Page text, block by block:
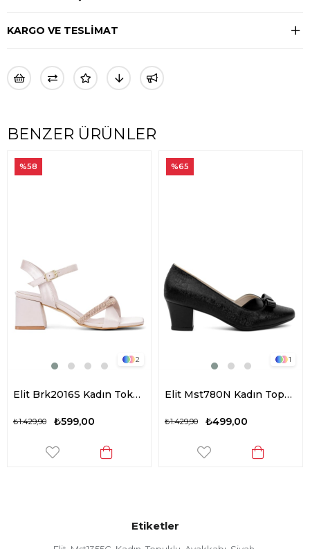
KARGO VE TESLİMAT
BENZER ÜRÜNLER
2
Elit Brk2016S Kadın Tokalı Klasik Topuklu Ayakkabı Ten
₺599,00
₺1.429,90
%58
1
Elit Mst780N Kadın Topuklu Ayakkabı Siyah
₺499,00
₺1.429,90
%65
Etiketler